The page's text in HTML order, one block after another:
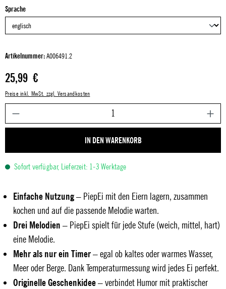
Spracheauswählen
Artikelnummer:A006491.2
Regulärer Preis:
25,99 €
Preise inkl. MwSt. zzgl. Versandkosten
IN DEN WARENKORB
Sofort verfügbar, Lieferzeit: 1-3 Werktage
Einfache Nutzung– PiepEi mit den Eiern lagern, zusammen
kochen und auf die passende Melodie warten.
Drei Melodien – PiepEi spielt für jede Stufe (weich, mittel, hart)
eine Melodie.
Mehr als nur ein Timer– egal ob kaltes oder warmes Wasser,
Meer oder Berge. Dank Temperaturmessung wird jedes Ei perfekt.
Originelle Geschenkidee– verbindet Humor mit praktischer